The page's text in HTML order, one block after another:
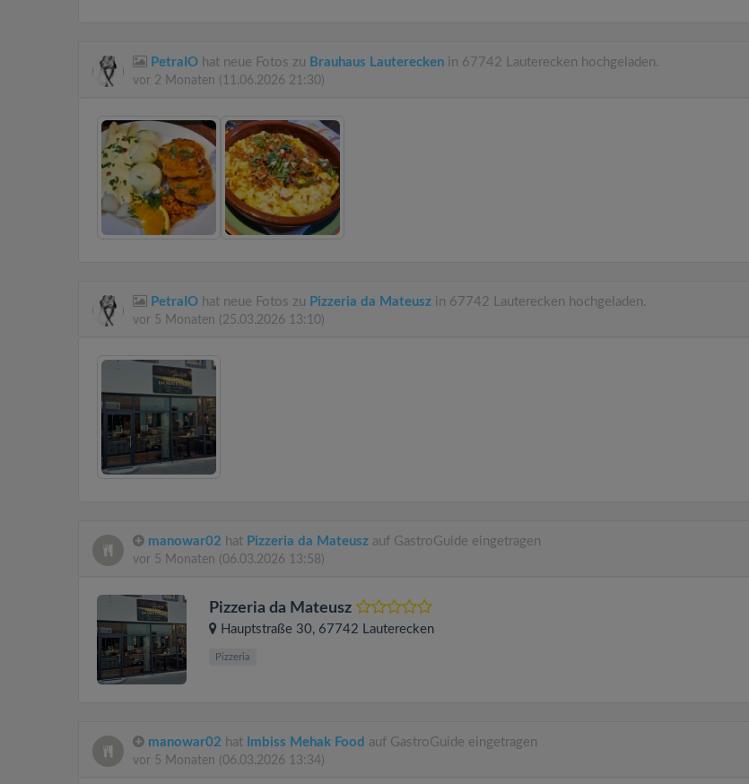
PetraIO hat neue Fotos zu Brauhaus Lauterecken in 67742 Lauterecken hochgeladen.
vor 2 Monaten (11.06.2026 21:30)
PetraIO hat neue Fotos zu Pizzeria da Mateusz in 67742 Lauterecken hochgeladen.
vor 5 Monaten (25.03.2026 13:10)
manowar02 hat Pizzeria da Mateusz auf GastroGuide eingetragen
vor 5 Monaten (06.03.2026 13:58)
Pizzeria da Mateusz
Hauptstraße 30, 67742 Lauterecken
Pizzeria
manowar02 hat Imbiss Mehak Food auf GastroGuide eingetragen
vor 5 Monaten (06.03.2026 13:34)